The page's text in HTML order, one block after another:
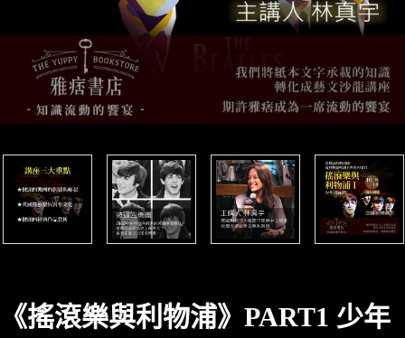
《搖滾樂與利物浦》PART1 少年